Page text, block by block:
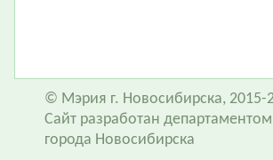
© Мэрия г. Новосибирска, 2015-
Сайт разработан
города Новосибирска